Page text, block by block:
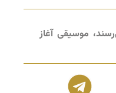
موسیقی آغاز